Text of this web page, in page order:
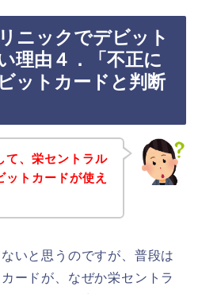
ニックでデビット
理由４．「不正に
ットカードと判断
て、栄セントラル
トカードが使え
いと思うのですが、普段は
ードが、なぜか栄セントラ